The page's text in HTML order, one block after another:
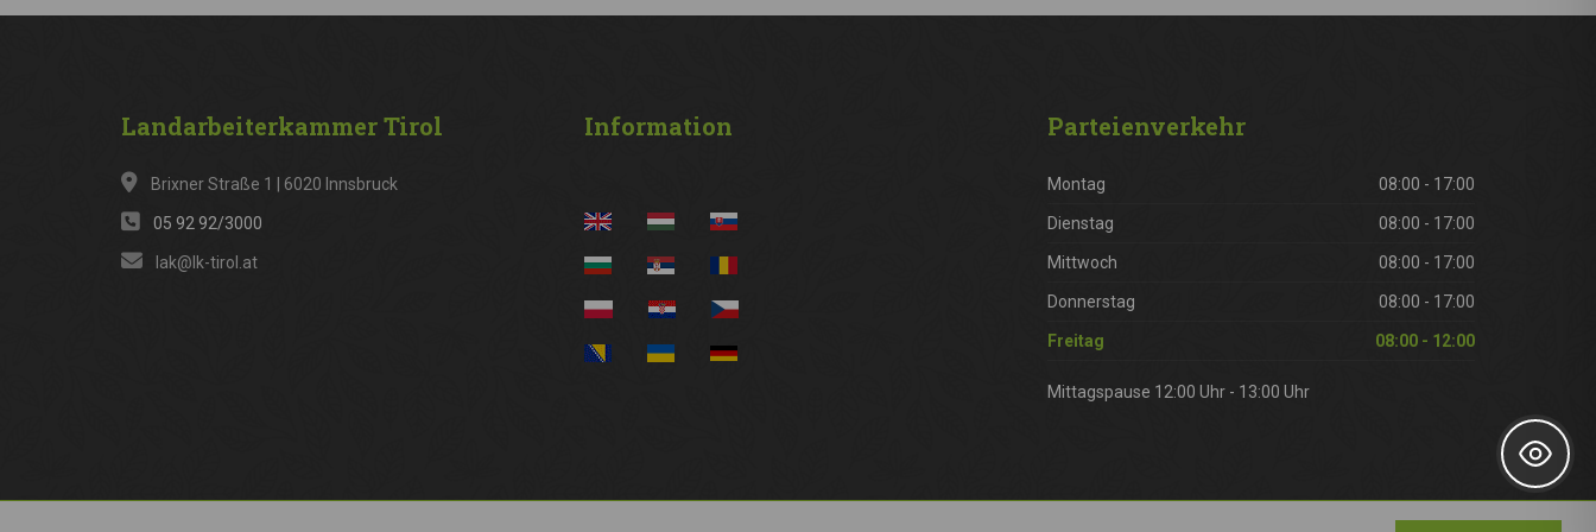
LandarbeiterkammerTirol
Brixner Straße 1 | 6020 Innsbruck
05 92 92/3000
lak@lk-tirol.at
Information Parteienverkehr
Montag 08:00 - 17:00
Dienstag 08:00 - 17:00
Mittwoch 08:00 - 17:00
Donnerstag 08:00 - 17:00
Freitag 08:00 - 12:00
Mittagspause 12:00 Uhr - 13:00 Uhr